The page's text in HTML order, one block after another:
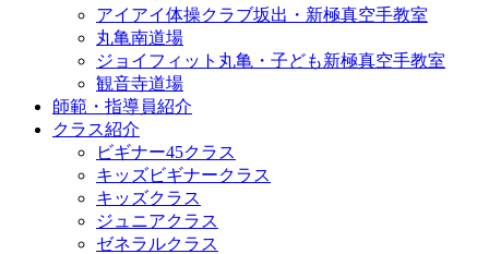
アイアイ体操クラブ坂出・新極真空手教室
丸亀南道場
ジョイフィット丸亀・子ども新極真空手教室
観音寺道場
師範・指導員紹介
クラス紹介
ビギナー45クラス
キッズビギナークラス
キッズクラス
ジュニアクラス
ゼネラルクラス